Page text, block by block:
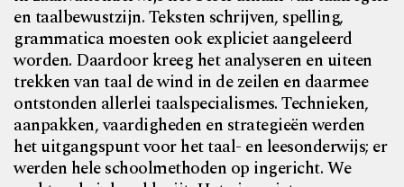
en taalbewustzijn. Teksten schrijven, spelling,
grammatica moesten ook expliciet aangeleerd
worden. Daardoor kreeg het analyseren en uiteen
trekken van taal de wind in de zeilen en daarmee
ontstonden allerlei taalspecialismes. Technieken,
aanpakken, vaardigheden en strategieën werden
het uitgangspunt voor het taal- en leesonderwijs; er
werden hele schoolmethoden op ingericht. We